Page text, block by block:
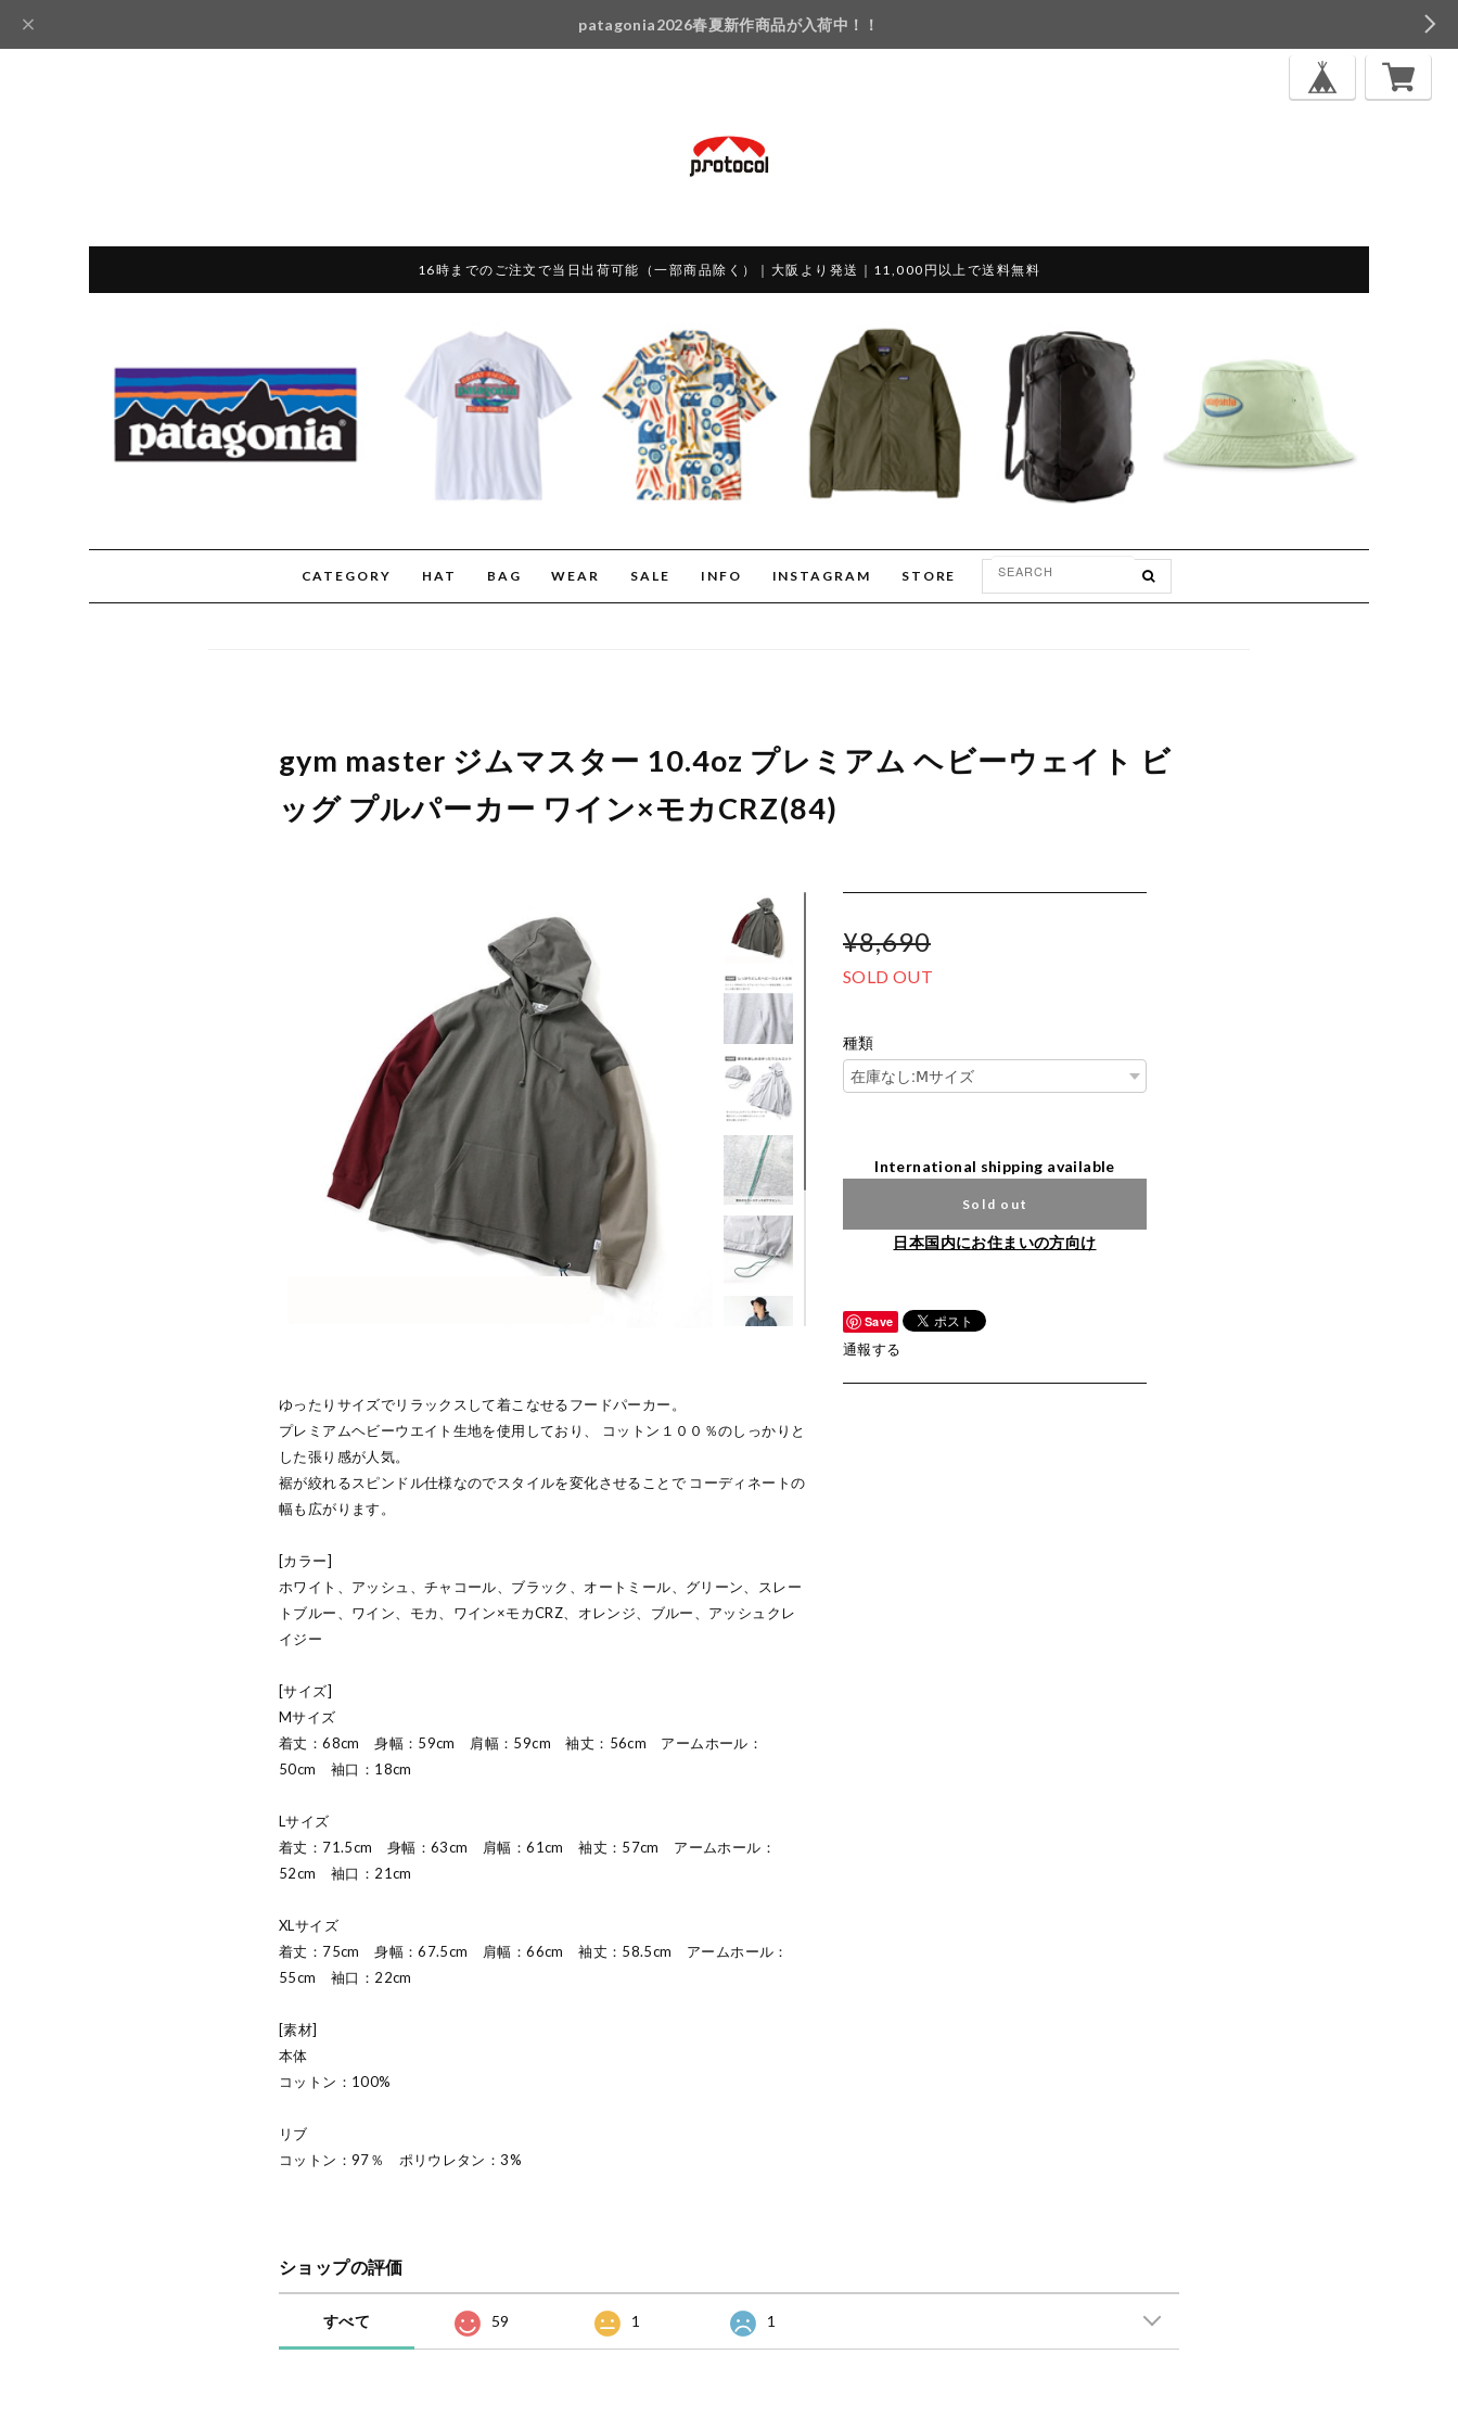
patagonia2026春夏新作商品が入荷中！！
16時までのご注文で当日出荷可能（一部商品除く）｜大阪より発送｜11,000円以上で送料無料
CATEGORY HAT BAG WEAR SALE INFO INSTAGRAM STORE
gym master ジムマスター 10.4oz プレミアム ヘビーウェイト ビ
ッグ プルパーカー ワイン×モカCRZ(84)
ゆったりサイズでリラックスして着こなせるフードパーカー。
プレミアムヘビーウエイト生地を使用しており、 コットン１００％のしっかりと
した張り感が人気。
裾が絞れるスピンドル仕様なのでスタイルを変化させることで コーディネートの
幅も広がります。
[カラー]
ホワイト、アッシュ、チャコール、ブラック、オートミール、グリーン、スレー
トブルー、ワイン、モカ、ワイン×モカCRZ、オレンジ、ブルー、アッシュクレ
イジー
[サイズ]
Mサイズ
着丈：68cm 身幅：59cm 肩幅：59cm 袖丈：56cm アームホール：
50cm 袖口：18cm
Lサイズ
着丈：71.5cm 身幅：63cm 肩幅：61cm 袖丈：57cm アームホール：
52cm 袖口：21cm
XLサイズ
着丈：75cm 身幅：67.5cm 肩幅：66cm 袖丈：58.5cm アームホール：
55cm 袖口：22cm
[素材]
本体
コットン：100%
リブ
コットン：97％ ポリウレタン：3%
¥8,690
SOLD OUT
種類
International shipping available
Sold out
日本国内にお住まいの方向け
Save
通報する
ショップの評価
すべて 59 1 1